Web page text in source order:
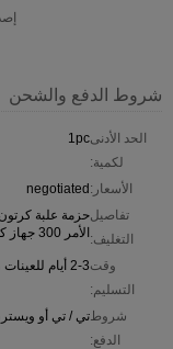
شروط الدفع والشحن
الحد الأدنى
لكمية:
1pc
الأسعار:negotiated
تفاصيل
التغليف:
حزمة علبة
الأمر 300 جهاز كمبيوتر شخصى. تخصيص طبا
وقت
التسليم:
2-3 أيام للعينات ، 15-30 يوما لطلبات كبيرة
شروط
الدفع:
تي / تي أو